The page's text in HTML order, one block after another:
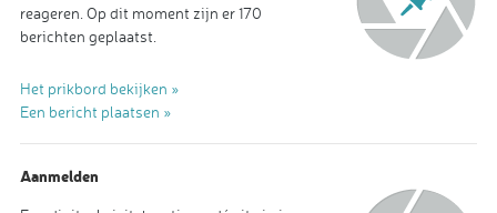
reageren. Op dit moment zijn er 170
berichten geplaatst.
Het prikbord bekijken »
Een bericht plaatsen »
Aanmelden